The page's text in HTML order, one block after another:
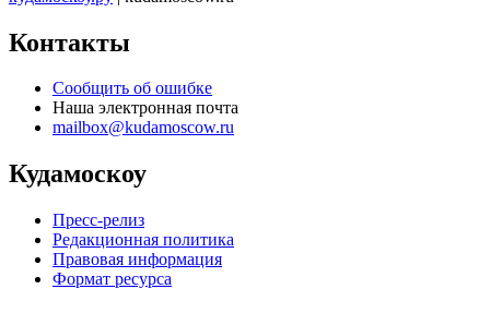
Контакты
Сообщить об ошибке
Наша электронная почта
mailbox@kudamoscow.ru
Кудамоскоу
Пресс-релиз
Редакционная политика
Правовая информация
Формат ресурса